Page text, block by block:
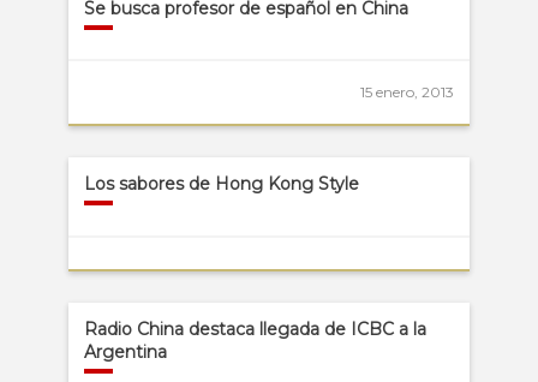
Se busca profesor de español en China
15 enero, 2013
Los sabores de Hong Kong Style
Radio China destaca llegada de ICBC a la
Argentina